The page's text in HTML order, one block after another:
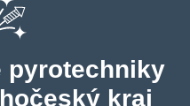
pyrotechniky
kraj